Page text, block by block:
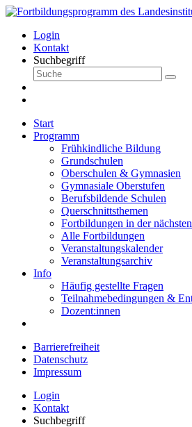
Login
Kontakt
Suchbegriff
Start
Programm
Frühkindliche Bildung
Grundschulen
Oberschulen & Gymnasien
Gymnasiale Oberstufen
Berufsbildende Schulen
Querschnittsthemen
Fortbildungen in der
Alle Fortbildungen
Veranstaltungskalender
Veranstaltungsarchiv
Info
Häufig gestellte Fragen
Teilnahmebedingungen &
Dozent:innen
Barrierefreiheit
Datenschutz
Impressum
Login
Kontakt
Suchbegriff